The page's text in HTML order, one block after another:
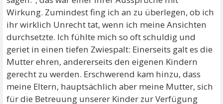
Wirkung. Zumindest fing ich an zu überlegen, ob ich
ihr wirklich Unrecht tat, wenn ich meine Ansichten
durchsetzte. Ich fühlte mich so oft schuldig und
geriet in einen tiefen Zwiespalt: Einerseits galt es die
Mutter ehren, andererseits den eigenen Kindern
gerecht zu werden. Erschwerend kam hinzu, dass
meine Eltern, hauptsächlich aber meine Mutter, sich
für die Betreuung unserer Kinder zur Verfügung